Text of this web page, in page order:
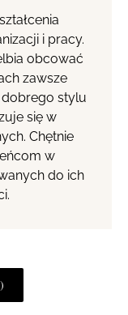
i pracy.
obcować
zawsze
dobrego stylu
się w
Chętnie
w
do ich